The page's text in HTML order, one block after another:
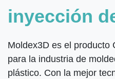
inyección
Moldex3D es el producto
para la industria de
plástico. Con la mejor